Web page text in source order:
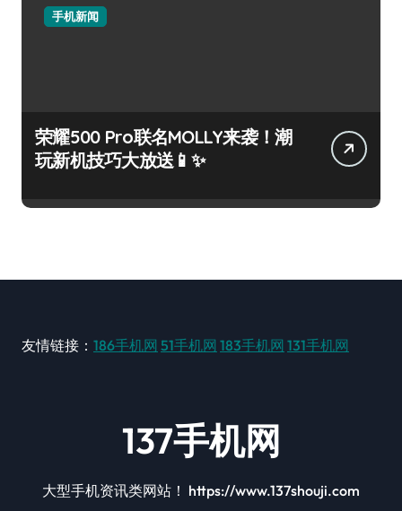
手机新闻
荣耀500 Pro联名MOLLY来袭！潮
玩新机技巧大放送📱✨
友情链接： 186手机网 51手机网 183手机网 131手机网
137手机网
大型手机资讯类网站！ https://www.137shouji.com